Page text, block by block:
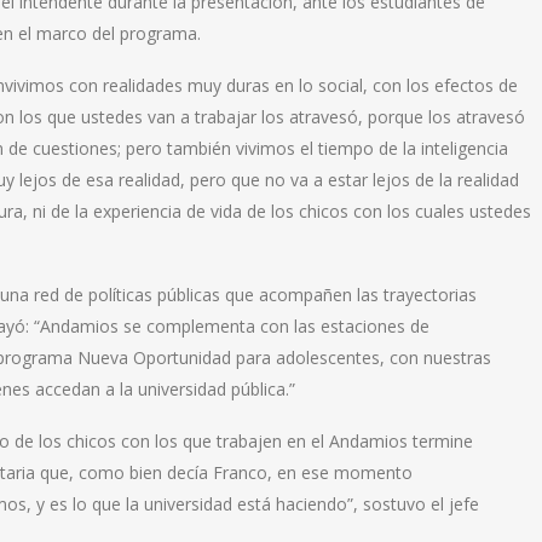
el marco del programa.
con realidades muy duras en lo social, con los efectos de
los que ustedes van a trabajar los atravesó, porque los atravesó
cuestiones; pero también vivimos el tiempo de la inteligencia
lejos de esa realidad, pero que no va a estar lejos de la realidad
ni de la experiencia de vida de los chicos con los cuales ustedes
red de políticas públicas que acompañen las trayectorias
“Andamios se complementa con las estaciones de
Nueva Oportunidad para adolescentes, con nuestras
accedan a la universidad pública.”
los chicos con los que trabajen en el Andamios termine
que, como bien decía Franco, en ese momento
y es lo que la universidad está haciendo”, sostuvo el jefe